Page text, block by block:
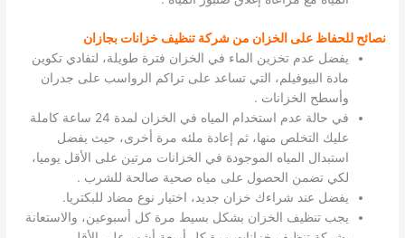
نصائح للحفاظ على الخزان من شركة تنظيف خزانات بجازان
يفضل عدم تخزين الماء في الخزان فترة طويلة، لتفادي تكوين
مادة البيوفيلم، التي تساعد على تراكم الرواسب على جدران
وأسطح الخزانات .
في حالة عدم استخدام المياه في الخزان لمدة 24 ساعة كاملة
عليك التخلص منها، ثم إعادة ملئه مرة أخرى، حيث يفضل
استبدال المياه الموجودة في الخزانات مرتين على الأقل يوميا،
لكي تضمن الحصول على مياه صحية صالحة للشرب .
يفضل عند شراءك خزان جديد، اختيار نوع مضاد للبكتريا.
يجب تنظيف الخزان بشكل بسيط مرة كل أسبوعين، والاستعانة